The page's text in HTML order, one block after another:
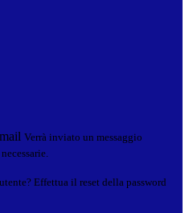
Verrà inviato un messaggio
Effettua il reset della password